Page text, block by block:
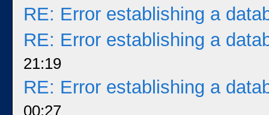
RE: Error establishing a
RE: Error establishing a
21:19
RE: Error establishing a
00:27